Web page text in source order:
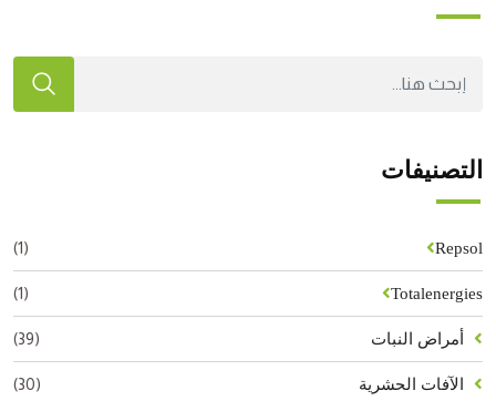
التصنيفات
Repsol
(1)
Totalenergies
(1)
أمراض النبات (39)
الآفات الحشرية (30)